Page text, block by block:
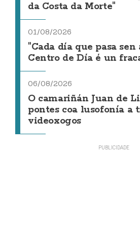
da Costa da Morte"
01/08/2026
"Cada día que pasa sen
Centro de Día é un
06/08/2026
O camariñán Juan de
pontes coa lusofonía a
videoxogos